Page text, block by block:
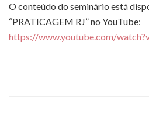
O conteúdo do seminário está
“PRATICAGEM RJ” no YouTube:
https://www.youtube.com/